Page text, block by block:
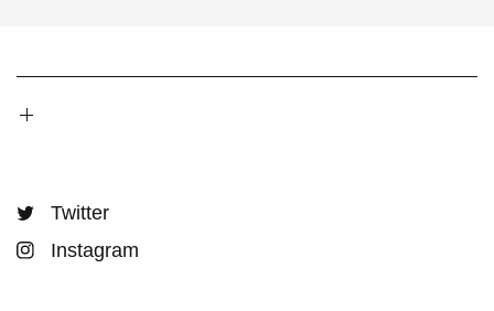
Twitter
Instagram